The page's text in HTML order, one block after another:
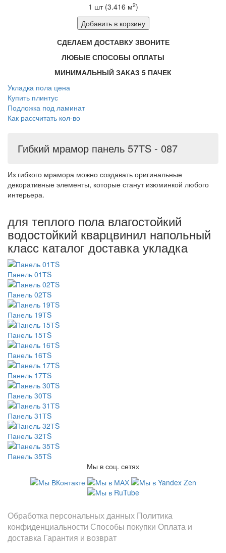
1 шт (3.416 м2)
Добавить в корзину
СДЕЛАЕМ ДОСТАВКУ ЗВОНИТЕ
ЛЮБЫЕ СПОСОБЫ ОПЛАТЫ
МИНИМАЛЬНЫЙ ЗАКАЗ 5 ПАЧЕК
Укладка пола цена
Купить плинтус
Подложка под ламинат
Как рассчитать кол-во
Гибкий мрамор панель 57ТS - 087
Из гибкого мрамора можно создавать оригинальные
декоративные элементы, которые станут изюминкой любого
интерьера.
для теплого пола влагостойкий
водостойкий кварцвинил напольный
класс каталог доставка укладка
Панель 01ТS
Панель 02ТS
Панель 19ТS
Панель 15ТS
Панель 16ТS
Панель 17ТS
Панель 30ТS
Панель 31ТS
Панель 32ТS
Панель 35ТS
Мы в соц. сетях
Обработка персональных данных Политика
конфиденциальности Способы покупки Оплата и
доставка Гарантия и возврат